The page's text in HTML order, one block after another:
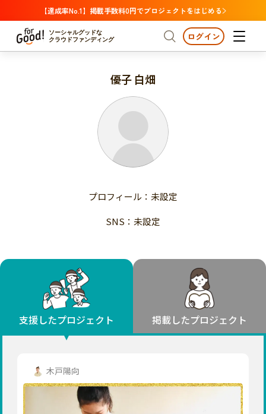
【達成率No.1】掲載手数料0円でプロジェクトをはじめる
ソーシャルグッドな
クラウドファンディング
プロジェクトからさがす 注目
支援金額が多い
支援人数が多い
終了日が近い
国際協力
子ども・教育
フード・農業
文化
環境・エシカル
人権・マイノリティ
社会貢献
地域からさがす 北海道・東北
北海道
宮城
支援金額が多い
終了日が近い
カテゴリーからさがす
医療・福祉
子ども・教育
人権・マイノリティ
北海道 青森 岩手 宮城
秋田
福島
茨城 栃木 群馬
千葉
東京
神奈川
新潟 富山
長野
岐阜 静岡 愛知
近畿
ログイン
優子 白畑
プロフィール：未設定
SNS：未設定
支援したプロジェクト 掲載したプロジェクト
木戸陽向